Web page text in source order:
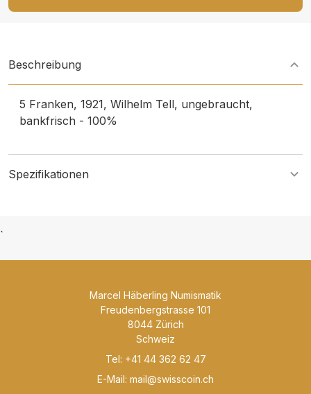
Beschreibung
5 Franken, 1921, Wilhelm Tell, ungebraucht,
bankfrisch - 100%
Spezifikationen
`
Marcel Häberling Numismatik
Freudenbergstrasse 101
8044 Zürich
Schweiz
Tel: +41 44 362 62 47
E-Mail: mail@swisscoin.ch